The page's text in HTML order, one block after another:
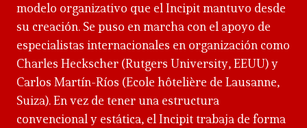
modelo organizativo que el Incipit mantuvo desde
su creación. Se puso en marcha con el apoyo de
especialistas internacionales en organización como
Charles Heckscher (Rutgers University, EEUU) y
Carlos Martín-Ríos (Ecole hôtelière de Lausanne,
Suiza). En vez de tener una estructura
convencional y estática, el Incipit trabaja de forma